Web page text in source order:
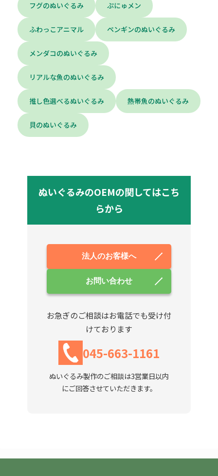
フグのぬいぐるみ ぷにゅメン
ふわっこアニマル ペンギンのぬいぐるみ
メンダコのぬいぐるみ
リアルな魚のぬいぐるみ
推し色選べるぬいぐるみ 熱帯魚のぬいぐるみ
貝のぬいぐるみ
ぬいぐるみのOEMの関してはこち
らから
法人のお客様へ
お問い合わせ
お急ぎのご相談はお電話でも受け付
けております
045-663-1161
ぬいぐるみ製作のご相談は3営業日以内
にご回答させていただきます。